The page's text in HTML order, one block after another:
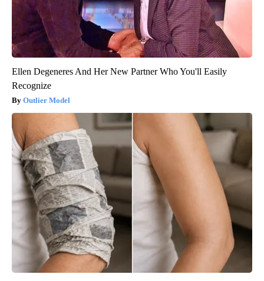
Ellen Degeneres And Her New Partner Who You'll Easily
Recognize
Outlier Model